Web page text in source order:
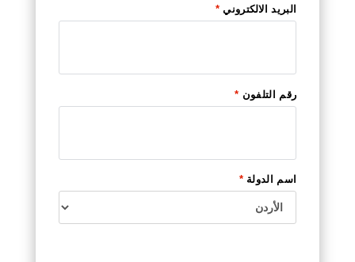
البريد الالكتروني *
رقم التلفون *
اسم الدولة*